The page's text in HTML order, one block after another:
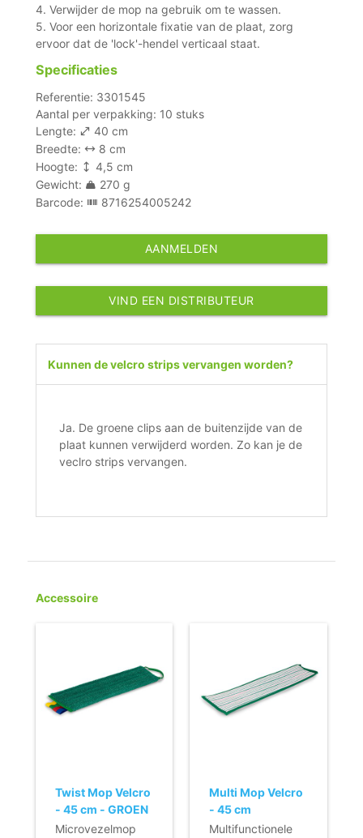
4. Verwijder de mop na gebruik om te wassen.
5. Voor een horizontale fixatie van de plaat, zorg
ervoor dat de 'lock'-hendel verticaal staat.
Specificaties
Referentie: 3301545
Aantal per verpakking: 10 stuks
Lengte:
40 cm
Breedte:
8 cm
Hoogte:
4,5 cm
Gewicht:
270 g
Barcode:
8716254005242
AANMELDEN
VIND EEN DISTRIBUTEUR
Kunnen de velcro strips vervangen worden?
Ja. De groene clips aan de buitenzijde van de
plaat kunnen verwijderd worden. Zo kan je de
veclro strips vervangen.
Accessoire
Twist Mop Velcro
- 45 cm - GROEN
Microvezelmop
Multi Mop Velcro
- 45 cm
Multifunctionele